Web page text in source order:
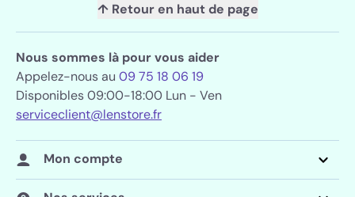
↑ Retour en haut de page
Nous sommes là pour vous aider
Appelez-nous au 09 75 18 06 19
Disponibles 09:00-18:00 Lun - Ven
serviceclient@lenstore.fr
Mon compte